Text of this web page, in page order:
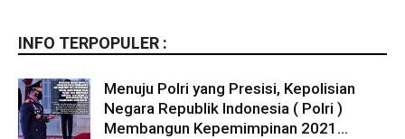
INFO TERPOPULER :
Menuju Polri yang Presisi, Kepolisian
Negara Republik Indonesia ( Polri )
Membangun Kepemimpinan 2021...